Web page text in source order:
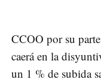
CCOO por su
caerá en la
un 1 % de subida